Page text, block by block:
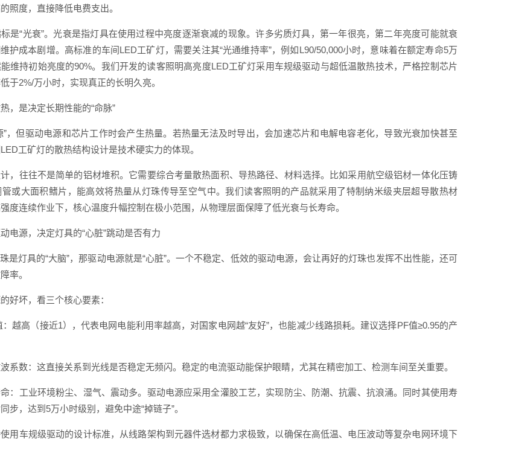
照度，直接降低电费支出。
是“光衰”。光衰是指灯具在使用过程中亮度逐渐衰减的现象。许多劣质灯具，第一年很亮，第二年亮度可能就衰
护成本剧增。高标准的车间LED工矿灯，需要关注其“光通维持率”，例如L90/50,000小时，意味着在额定寿命5万
维持初始亮度的90%。我们开发的读客照明高亮度LED工矿灯采用车规级驱动与超低温散热技术，严格控制芯片
于2%/万小时，实现真正的长明久亮。
，是决定长期性能的“命脉”
”，但驱动电源和芯片工作时会产生热量。若热量无法及时导出，会加速芯片和电解电容老化，导致光衰加快甚至
工矿灯的散热结构设计是技术硬实力的体现。
，往往不是简单的铝材堆积。它需要综合考量散热面积、导热路径、材料选择。比如采用航空级铝材一体化压铸
或大面积鳍片，能高效将热量从灯珠传导至空气中。我们读客照明的产品就采用了特制纳米级夹层超导散热材
度连续作业下，核心温度升幅控制在极小范围，从物理层面保障了低光衰与长寿命。
电源，决定灯具的“心脏”跳动是否有力
是灯具的“大脑”，那驱动电源就是“心脏”。一个不稳定、低效的驱动电源，会让再好的灯珠也发挥不出性能，还可
率。
好坏，看三个核心要素：
越高（接近1），代表电网电能利用率越高，对国家电网越“友好”，也能减少线路损耗。建议选择PF值≥0.95的产
系数：这直接关系到光线是否稳定无频闪。稳定的电流驱动能保护眼睛，尤其在精密加工、检测车间至关重要。
：工业环境粉尘、湿气、震动多。驱动电源应采用全灌胶工艺，实现防尘、防潮、抗震、抗浪涌。同时其使用寿
步，达到5万小时级别，避免中途“掉链子”。
用车规级驱动的设计标准，从线路架构到元器件选材都力求极致，以确保在高低温、电压波动等复杂电网环境下